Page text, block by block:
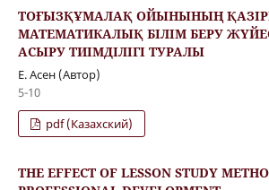
ТОҒЫЗҚҰМАЛАҚ ОЙЫНЫНЫҢ
МАТЕМАТИКАЛЫҚ БІЛІМ БЕРУ
АСЫРУ ТИІМДІЛІГІ ТУРАЛЫ
Е. Асен (Автор)
5-10
pdf (Казахский)
THE EFFECT OF LESSON STUDY